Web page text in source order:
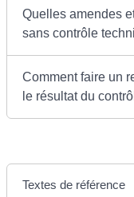
Quelles amendes
sans contrôle
Comment faire un
le résultat du
Textes de référence